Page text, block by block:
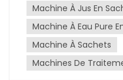
produits. Grâce à des
remplissage et de
rempli avec précision
sécurisée, préservant
de l'eau.La durabilité
en sachet Elles
Machine À Jus En
Machine À Eau Pure
Machine À Sachets
Machines De